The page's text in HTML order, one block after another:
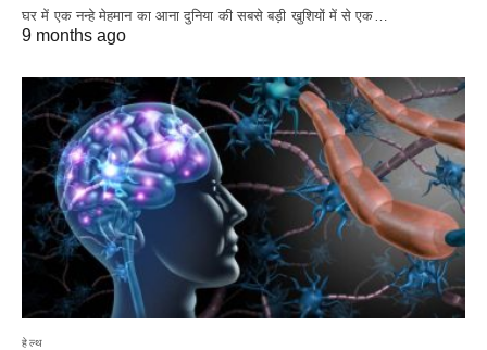
घर में एक नन्हे मेहमान का आना दुनिया की सबसे बड़ी खुशियों में से एक…
9 months ago
हेल्थ